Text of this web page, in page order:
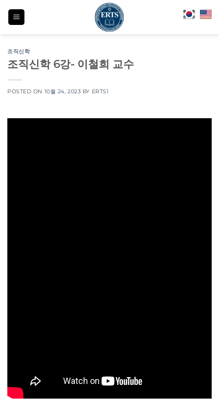
조직신학
조직신학 6강- 이철희 교수
POSTED ON 10월 24, 2023 BY ERTS1